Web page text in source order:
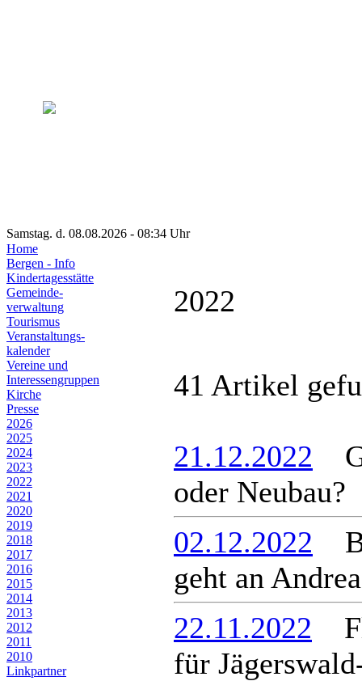
Samstag. d. 08.08.2026 - 08:34 Uhr
Home
Bergen - Info
Kindertagesstätte
Gemeinde-
verwaltung
Tourismus
Veranstaltungs-
kalender
Vereine und
Interessen­gruppen
Kirche
Presse
2026
2025
2024
2023
2022
2021
2020
2019
2018
2017
2016
2015
2014
2013
2012
2011
2010
Linkpartner
2022
41 Artikel
21.12.2022
oder Neubau?
02.12.2022
geht an
22.11.2022
für